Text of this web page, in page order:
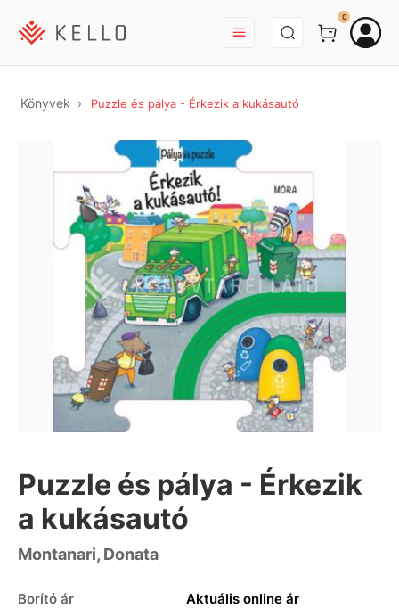
BEJELENTKEZÉS
0
Könyvek Puzzle és pálya - Érkezik a kukásautó
Puzzle és pálya - Érkezik
a kukásautó
Montanari, Donata
Borító ár Aktuális online ár